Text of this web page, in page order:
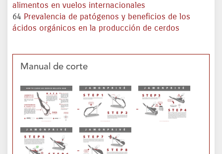
alimentos en vuelos internacionales
64 Prevalencia de patógenos y beneficios de los
ácidos orgánicos en la producción de cerdos
Manual de corte